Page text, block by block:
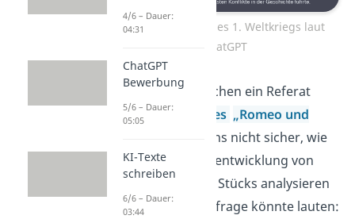
Hauptursachen des 1. Weltkriegs laut
ChatGPT
Englisch: Wir machen ein Referat
überShakespeares „Romeo und
und sind uns nicht sicher, wie
wir die Charakterentwicklung von
Julia im Laufe des Stücks analysieren
sollen. Unsere Anfrage könnte lauten:
4/6 – Dauer:
04:31
ChatGPT
Bewerbung
5/6 – Dauer:
05:05
KI-Texte
schreiben
6/6 – Dauer:
03:44